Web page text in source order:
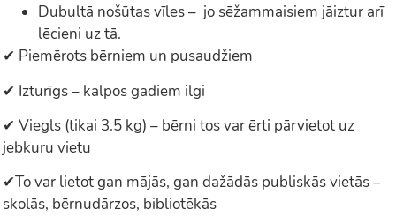
Dubultā nošūtas vīles – jo sēžammaisiem jāiztur arī
lēcieni uz tā.
✔ Piemērots bērniem un pusaudžiem
✔ Izturīgs – kalpos gadiem ilgi
✔ Viegls (tikai 3.5 kg) – bērni tos var ērti pārvietot uz
jebkuru vietu
✔To var lietot gan mājās, gan dažādās publiskās vietās –
skolās, bērnudārzos, bibliotēkās